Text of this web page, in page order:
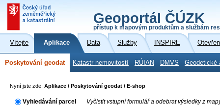
Geoportál ČÚZK
přístup k mapovým produktům a službám
Vítejte Aplikace Data Služby INSPIRE
Poskytování geodat Katastr nemovitostí RÚIAN DMVS Geodetické
Nyní jste zde: Aplikace / Poskytování geodat / E-shop
Vyhledávání parcel
Vyčistit vstupní formulář a odebrat výsledky z